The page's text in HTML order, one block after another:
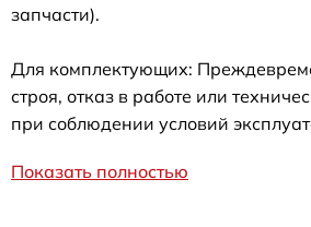
запчасти).
Для комплектующих:
строя, отказ в работе или
при соблюдении условий
Показать полностью